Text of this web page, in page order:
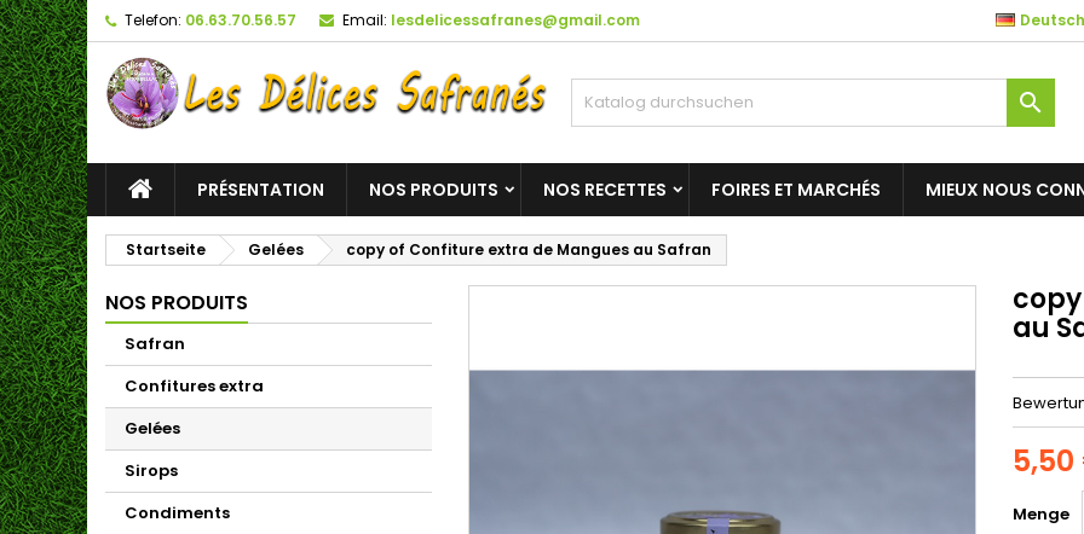
Telefon: 06.63.70.56.57 Email: lesdelicessafranes@gmail.com Deutsch

PRÉSENTATION NOS PRODUITS NOS RECETTES FOIRES ET MARCHÉS MIEUX NOUS
Startseite Gelées copy of Confiture extra de Mangues au Safran
NOS PRODUITS
Safran
Confitures extra
Gelées
Sirops
Condiments
au
Menge